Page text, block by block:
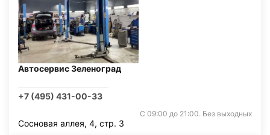
Автосервис Зеленоград
+7 (495) 431-00-33
С 09:00 до 21:00. Без выходных
Сосновая аллея, 4, стр. 3